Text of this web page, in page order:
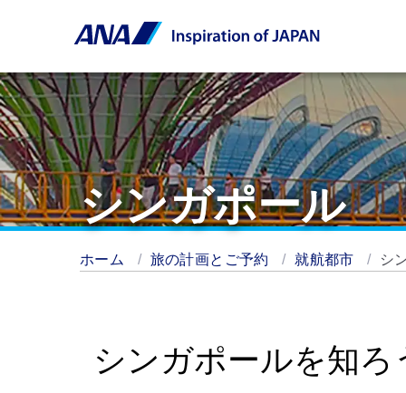
シンガポール
ホーム 旅の計画とご予約 就航都市 シ
シンガポールを知ろ